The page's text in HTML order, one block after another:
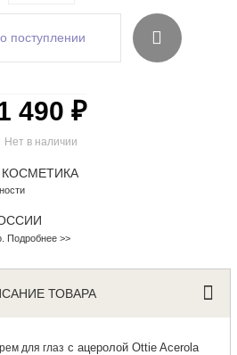
поступлении
Нет в наличии
490 ₽
Подробнее >>
ТОВАРА
для глаз с ацеролой Ottie Acerola